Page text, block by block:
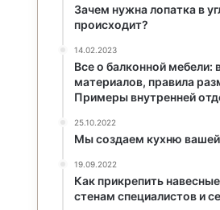
Зачем нужна лопатка в
происходит?
14.02.2023
Все о балконной мебели:
материалов, правила
Примеры внутренней
25.10.2022
Мы создаем кухню
19.09.2022
Как прикрепить
стенам специалистов и